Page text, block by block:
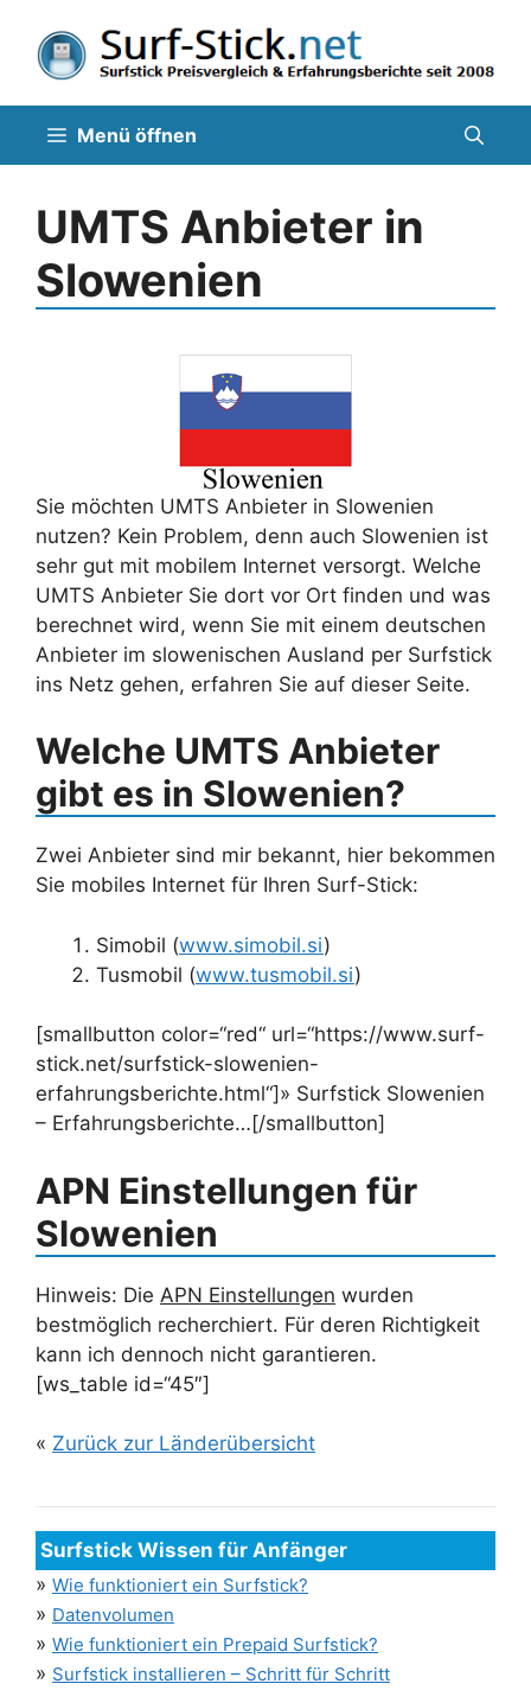
Inhalt
springen
Menü öffnen
UMTS Anbieter in
Slowenien
Sie möchten UMTS Anbieter in Slowenien
nutzen? Kein Problem, denn auch Slowenien ist
sehr gut mit mobilem Internet versorgt. Welche
UMTS Anbieter Sie dort vor Ort finden und was
berechnet wird, wenn Sie mit einem deutschen
Anbieter im slowenischen Ausland per Surfstick
ins Netz gehen, erfahren Sie auf dieser Seite.
Welche UMTS Anbieter
gibt es in Slowenien?
Zwei Anbieter sind mir bekannt, hier bekommen
Sie mobiles Internet für Ihren Surf-Stick:
Simobil (www.simobil.si)
Tusmobil (www.tusmobil.si)
[smallbutton color=“red“ url=“https://www.surf-
stick.net/surfstick-slowenien-
erfahrungsberichte.html“]» Surfstick Slowenien
– Erfahrungsberichte…[/smallbutton]
APN Einstellungen für
Slowenien
Hinweis: Die APN Einstellungen wurden
bestmöglich recherchiert. Für deren Richtigkeit
kann ich dennoch nicht garantieren.
[ws_table id=“45″]
« Zurück zur Länderübersicht
Surfstick Wissen für Anfänger
» Wie funktioniert ein Surfstick?
» Datenvolumen
» Wie funktioniert ein Prepaid Surfstick?
» Surfstick installieren – Schritt für Schritt